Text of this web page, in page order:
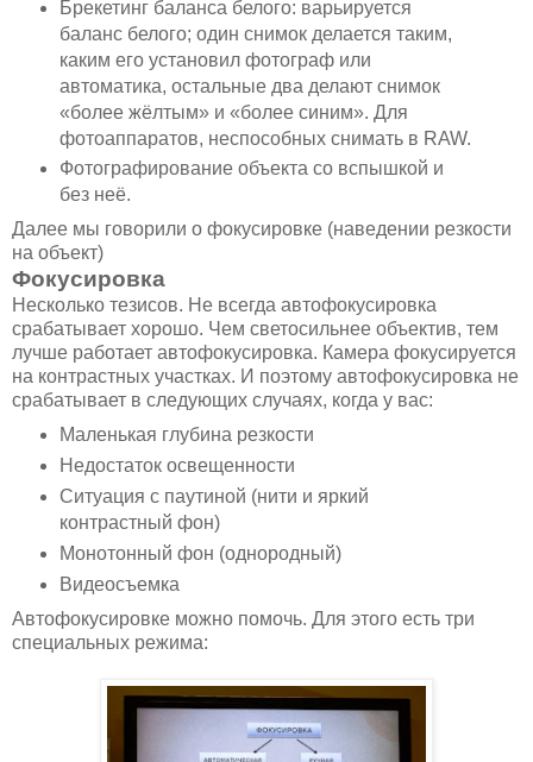
Брекетинг баланса белого: варьируется
баланс белого; один снимок делается таким,
каким его установил фотограф или
автоматика, остальные два делают снимок
«более жёлтым» и «более синим». Для
фотоаппаратов, неспособных снимать в RAW.
Фотографирование объекта со вспышкой и
без неё.
Далее мы говорили о фокусировке (наведении резкости
на объект)
Фокусировка
Несколько тезисов. Не всегда автофокусировка
срабатывает хорошо. Чем светосильнее объектив, тем
лучше работает автофокусировка. Камера фокусируется
на контрастных участках. И поэтому автофокусировка не
срабатывает в следующих случаях, когда у вас:
Маленькая глубина резкости
Недостаток освещенности
Ситуация с паутиной (нити и яркий
контрастный фон)
Монотонный фон (однородный)
Видеосъемка
Автофокусировке можно помочь. Для этого есть три
специальных режима: